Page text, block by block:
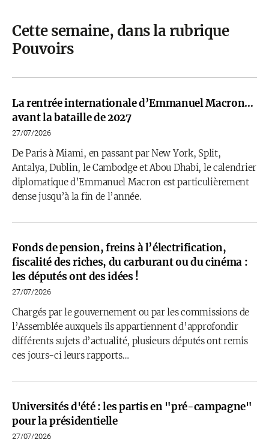
Cette semaine, dans la rubrique
Pouvoirs
La rentrée internationale d’Emmanuel Macron…
avant la bataille de 2027
27/07/2026
De Paris à Miami, en passant par New York, Split,
Antalya, Dublin, le Cambodge et Abou Dhabi, le calendrier
diplomatique d’Emmanuel Macron est particulièrement
dense jusqu’à la fin de l’année.
Fonds de pension, freins à l’électrification,
fiscalité des riches, du carburant ou du cinéma :
les députés ont des idées !
27/07/2026
Chargés par le gouvernement ou par les commissions de
l’Assemblée auxquels ils appartiennent d’approfondir
différents sujets d’actualité, plusieurs députés ont remis
ces jours-ci leurs rapports…
Universités d'été : les partis en "pré-campagne"
pour la présidentielle
27/07/2026